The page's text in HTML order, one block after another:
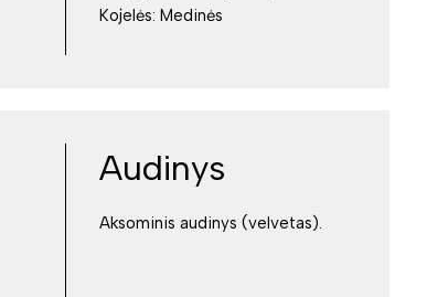
Kojelės: Medinės
Audinys
Aksominis audinys (velvetas).